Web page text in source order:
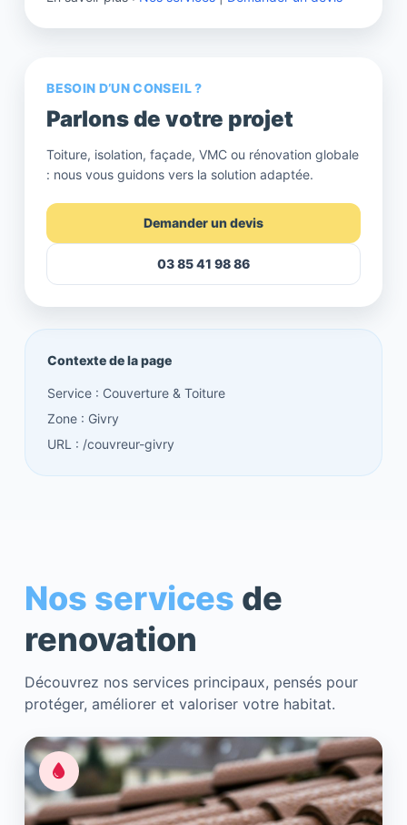
BESOIN D’UN CONSEIL ?
Parlons de votre projet
Toiture, isolation, façade, VMC ou rénovation globale
: nous vous guidons vers la solution adaptée.
Demander un devis
03 85 41 98 86
Contexte de la page
Service : Couverture & Toiture
Zone : Givry
URL : /couvreur-givry
Nos services de
renovation
Découvrez nos services principaux, pensés pour
protéger, améliorer et valoriser votre habitat.